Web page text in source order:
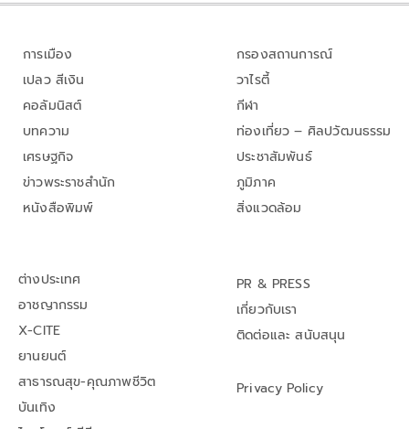
การเมือง
เปลว สีเงิน
คอลัมนิสต์
บทความ
เศรษฐกิจ
ข่าวพระราชสำนัก
หนังสือพิมพ์
กรองสถานการณ์
วาไรตี้
กีฬา
ท่องเที่ยว – ศิลปวัฒนธรรม
ประชาสัมพันธ์
ภูมิภาค
สิ่งแวดล้อม
ต่างประเทศ
อาชญากรรม
X-CITE
ยานยนต์
สาธารณสุข-คุณภาพชีวิต
บันเทิง
PR & PRESS
เกี่ยวกับเรา
ติดต่อและ สนับสนุน
Privacy Policy